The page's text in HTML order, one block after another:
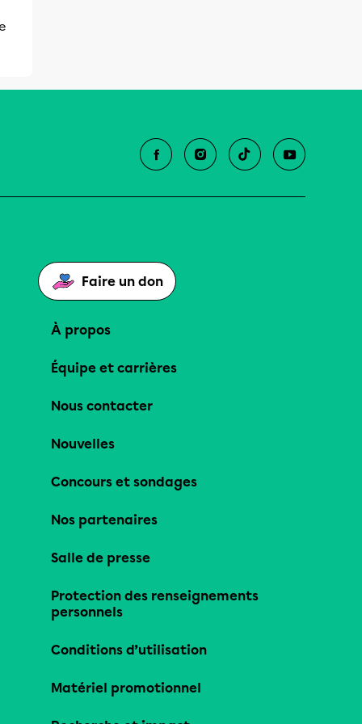
Faire un don
À propos
Équipe et carrières
Nous contacter
Nouvelles
Concours et sondages
Nos partenaires
Salle de presse
Protection des renseignements
personnels
Conditions d’utilisation
Matériel promotionnel